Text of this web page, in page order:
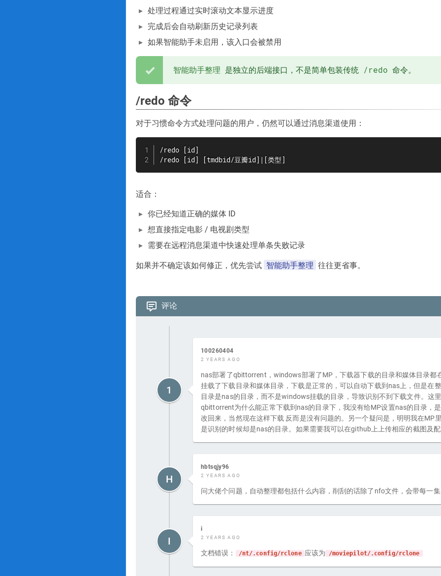
处理过程通过实时滚动文本显示进度
完成后会自动刷新历史记录列表
如果智能助手未启用，该入口会被禁用
智能助手整理 是独立的后端接口，不是简单包装传统 /redo 命令。
/redo 命令
对于习惯命令方式处理问题的用户，仍然可以通过消息渠道使用：
/redo [id]
/redo [id] [tmdbid/豆瓣id]|[类型]
适合：
你已经知道正确的媒体 ID
想直接指定电影 / 电视剧类型
需要在远程消息渠道中快速处理单条失败记录
如果并不确定该如何修正，优先尝试 智能助手整理 往往更省事。
评论
100260404
2 YEARS AGO
nas部署了qbittorrent，windows部署了MP，下载器下载的目录和媒体目录都
挂载了下载目录和媒体目录，下载是正常的，可以自动下载到nas上，但是在
目录是nas的目录，而不是windows挂载的目录，导致识别不到下载文件。这
qbittorrent为什么能正常下载到nas的目录下，我没有给MP设置nas的目录，
改回来，当然现在这样下载 反而是没有问题的。另一个疑问是，明明我在MP
是识别的时候却是nas的目录。如果需要我可以在github上上传相应的截图及
1
hbtsqjy96
2 YEARS AGO
问大佬个问题，自动整理都包括什么内容，削刮的话除了nfo文件，会带每一
H
i
2 YEARS AGO
文档错误： /nt/.config/rclone 应该为 /moviepilot/.config/rclone
I